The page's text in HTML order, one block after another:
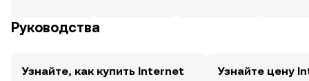
Руководства
Узнайте, как купить Internet
Узнайте цену